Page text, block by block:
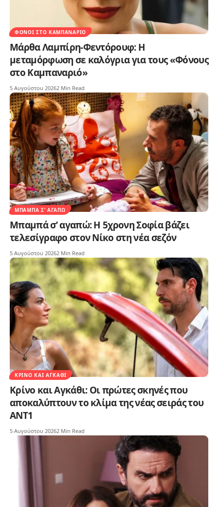
ΦΌΝΟΙ ΣΤΟ ΚΑΜΠΑΝΑΡΙΌ
Μάρθα Λαμπίρη-Φεντόρουφ: Η
μεταμόρφωση σε καλόγρια για τους «Φόνους
στο Καμπαναριό»
5 Αυγούστου 20262 Min Read
ΜΠΑΜΠΆ Σ’ ΑΓΑΠΏ
Μπαμπά σ’ αγαπώ: Η 5χρονη Σοφία βάζει
τελεσίγραφο στον Νίκο στη νέα σεζόν
5 Αυγούστου 20262 Min Read
ΚΡΊΝΟ ΚΑΙ ΑΓΚΆΘΙ
Κρίνο και Αγκάθι: Οι πρώτες σκηνές που
αποκαλύπτουν το κλίμα της νέας σειράς του
ΑΝΤ1
5 Αυγούστου 20262 Min Read